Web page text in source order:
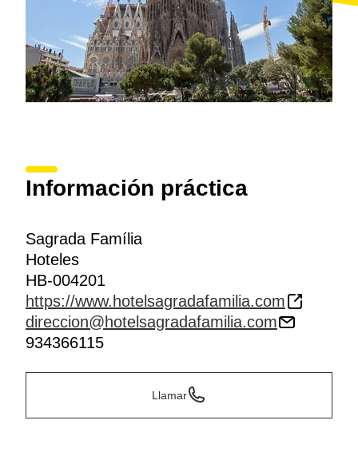
Información práctica
Sagrada Família
Hoteles
HB-004201
https://www.hotelsagradafamilia.com
direccion@hotelsagradafamilia.com
934366115
Llamar